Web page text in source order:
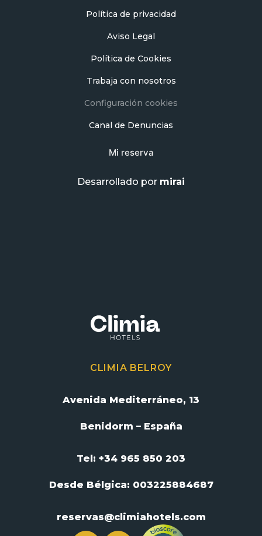
Política de privacidad
Aviso Legal
Política de Cookies
Trabaja con nosotros
Configuración cookies
Canal de Denuncias
Mi reserva
Desarrollado por mirai
CLIMIA BELROY
Avenida Mediterráneo, 13
Benidorm – España
Tel: +34 965 850 203
Desde Bélgica: 003225884687
reservas@climiahotels.com